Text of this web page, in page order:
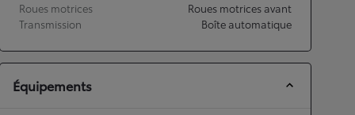
Roues motrices
Roues motrices avant
Transmission
Boîte automatique
Équipements